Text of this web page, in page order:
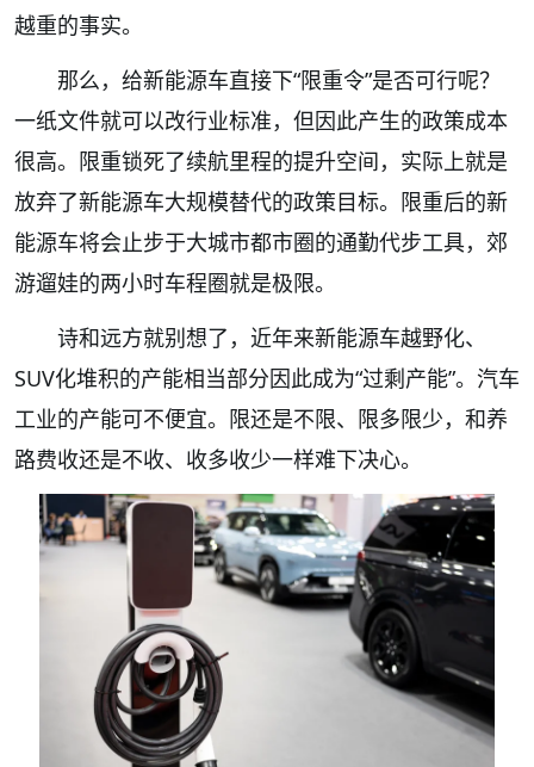
越重的事实。
那么，给新能源车直接下“限重令”是否可行呢？
一纸文件就可以改行业标准，但因此产生的政策成本
很高。限重锁死了续航里程的提升空间，实际上就是
放弃了新能源车大规模替代的政策目标。限重后的新
能源车将会止步于大城市都市圈的通勤代步工具，郊
游遛娃的两小时车程圈就是极限。
诗和远方就别想了，近年来新能源车越野化、
SUV化堆积的产能相当部分因此成为“过剩产能”。汽车
工业的产能可不便宜。限还是不限、限多限少，和养
路费收还是不收、收多收少一样难下决心。